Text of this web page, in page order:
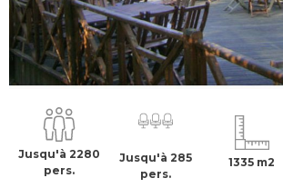
75016-Paris
Jusqu'à 2280
pers.
Jusqu'à 285
pers.
1335 m2